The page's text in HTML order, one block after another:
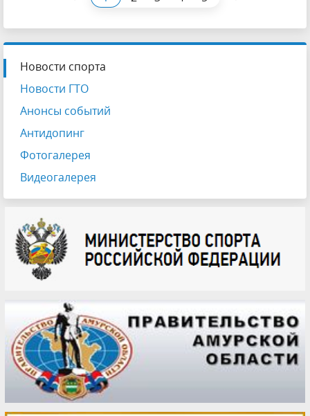
Новости спорта
Новости ГТО
Анонсы событий
Антидопинг
Фотогалерея
Видеогалерея